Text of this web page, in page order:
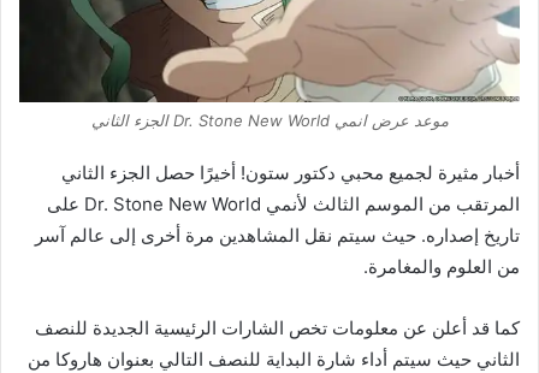
موعد عرض انمي Dr. Stone New World الجزء الثاني
أخبار مثيرة لجميع محبي دكتور ستون! أخيرًا حصل الجزء الثاني
المرتقب من الموسم الثالث لأنمي Dr. Stone New World على
تاريخ إصداره. حيث سيتم نقل المشاهدين مرة أخرى إلى عالم آسر
من العلوم والمغامرة.
كما قد أعلن عن معلومات تخص الشارات الرئيسية الجديدة للنصف
الثاني حيث سيتم أداء شارة البداية للنصف التالي بعنوان هاروكا من